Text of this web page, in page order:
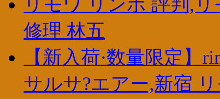
リモワ リンボ 評判,
修理 林五
【新入荷·数量限定】
サルサ?エアー,新宿